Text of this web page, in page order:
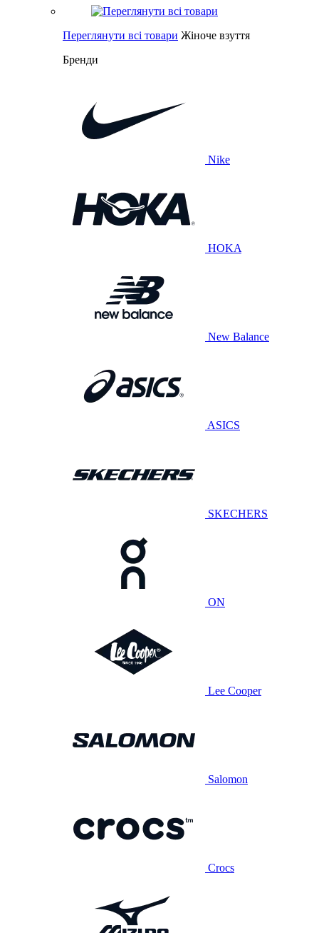
Переглянути всі товари Жіноче взуття
Бренди
Nike
HOKA
New Balance
ASICS
SKECHERS
ON
Lee Cooper
Salomon
Crocs